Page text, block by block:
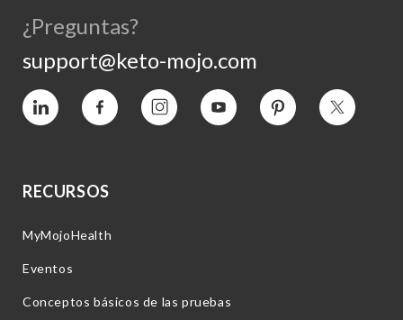
¿Preguntas?
support@keto-mojo.com
Vimeo Facebook InstagramYouTube Pinterest Twitter
RECURSOS
MyMojoHealth
Eventos
Conceptos básicos de las pruebas